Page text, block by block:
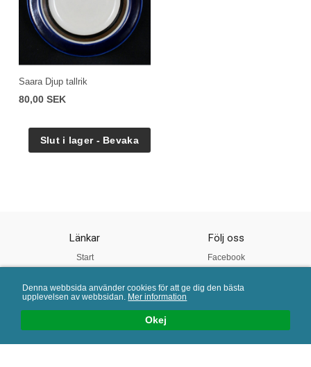
Okej
Denna webbsida använder cookies för att ge dig den bästa
upplevelsen av webbsidan. Mer information
Saara Djup tallrik
80,00 SEK
Länkar
Start
Vår Kvalitet
Följ oss
Facebook
Twitter